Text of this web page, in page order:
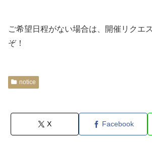
ご希望日程がない場合は、開催リクエ
ぞ！
notice
X Facebook